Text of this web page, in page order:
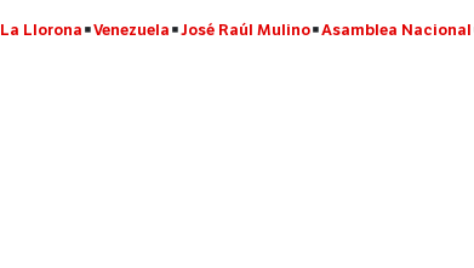
La Llorona Venezuela José Raúl Mulino Asamblea Nacional